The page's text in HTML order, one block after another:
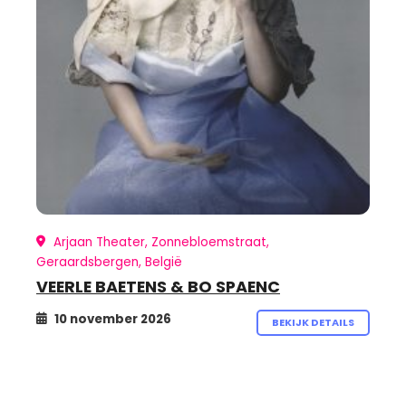
Arjaan Theater, Zonnebloemstraat,
Geraardsbergen, België
VEERLE BAETENS & BO SPAENC
10 november 2026 BEKIJK DETAILS